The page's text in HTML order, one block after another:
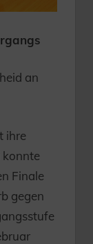
an
ihre
konnte
Finale
gegen